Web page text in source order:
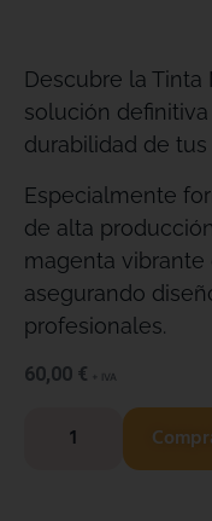
Descubre la Tinta
solución
durabilidad de
Especialmente
de alta
magenta
asegurando
profesionales.
60,00 € + IVA